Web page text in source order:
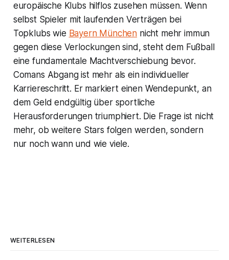
europäische Klubs hilflos zusehen müssen. Wenn
selbst Spieler mit laufenden Verträgen bei
Topklubs wie Bayern München nicht mehr immun
gegen diese Verlockungen sind, steht dem Fußball
eine fundamentale Machtverschiebung bevor.
Comans Abgang ist mehr als ein individueller
Karriereschritt. Er markiert einen Wendepunkt, an
dem Geld endgültig über sportliche
Herausforderungen triumphiert. Die Frage ist nicht
mehr, ob weitere Stars folgen werden, sondern
nur noch wann und wie viele.
WEITERLESEN